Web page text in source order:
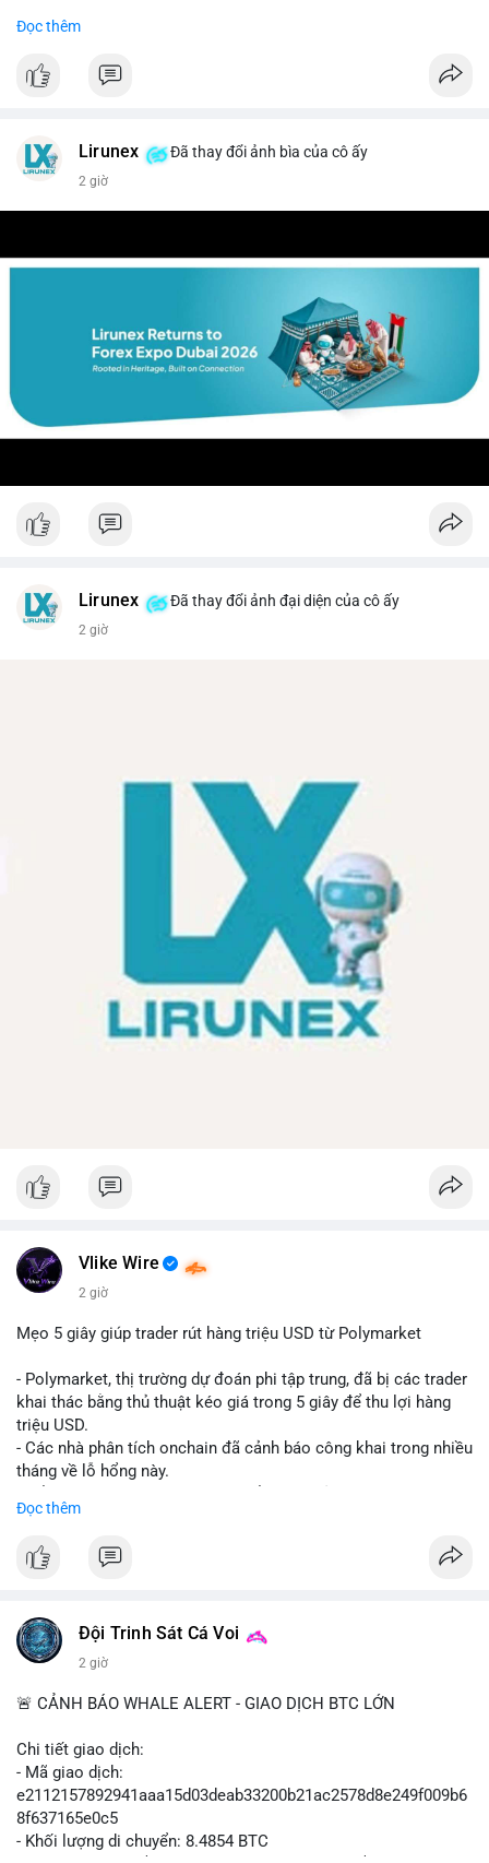
$btc $eth
#vlikevn #titanbot
Đọc thêm
Lirunex Đã thay đổi ảnh bìa của cô ấy
2 giờ
Lirunex Đã thay đổi ảnh đại diện của cô ấy
2 giờ
Vlike Wire
2 giờ
Mẹo 5 giây giúp trader rút hàng triệu USD từ Polymarket
- Polymarket, thị trường dự đoán phi tập trung, đã bị các trader
khai thác bằng thủ thuật kéo giá trong 5 giây để thu lợi hàng
triệu USD.
- Các nhà phân tích onchain đã cảnh báo công khai trong nhiều
tháng về lỗ hổng này.
bình theo thời gian (time-weighted prices), khiến việc đẩy giá
- Động thái này nhằm bảo vệ tính toàn vẹn của thị trường và
#polymarket #cryptonews #defi #marketintegrity
📰 Nguồn: CoinDesk
Đọc thêm
Đội Trinh Sát Cá Voi
2 giờ
🚨 CẢNH BÁO WHALE ALERT - GIAO DỊCH BTC LỚN
Chi tiết giao dịch:
- Mã giao dịch:
e2112157892941aaa15d03deab33200b21ac2578d8e249f009b6
8f637165e0c5
- Khối lượng di chuyển: 8.4854 BTC